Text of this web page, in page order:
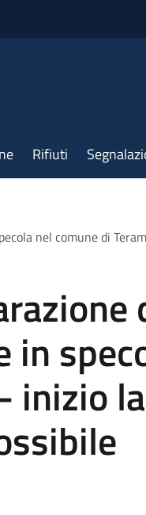
Rifiuti
nel comune di
inizio